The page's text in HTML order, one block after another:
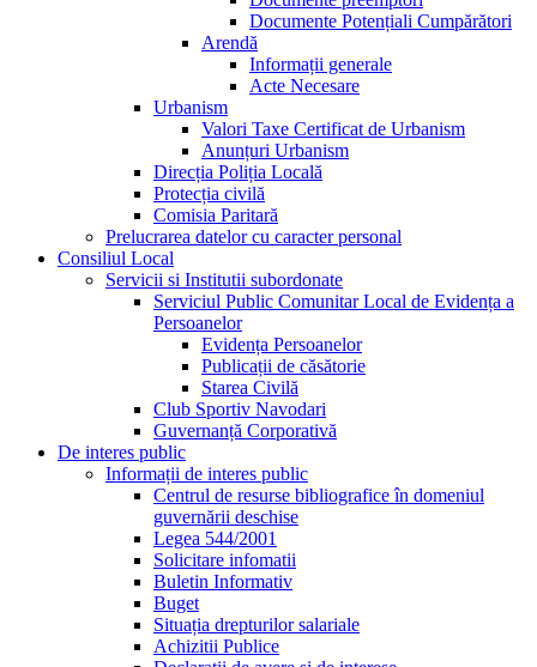
Documente Potențiali Cumpărători
Arendă
Informații generale
Acte Necesare
Urbanism
Valori Taxe Certificat de Urbanism
Anunțuri Urbanism
Direcția Poliția Locală
Protecția civilă
Comisia Paritară
Prelucrarea datelor cu caracter personal
Consiliul Local
Servicii si Institutii subordonate
Serviciul Public Comunitar Local de Evidența a
Persoanelor
Evidența Persoanelor
Publicații de căsătorie
Starea Civilă
Club Sportiv Navodari
Guvernanță Corporativă
De interes public
Informații de interes public
Centrul de resurse bibliografice în domeniul
guvernării deschise
Legea 544/2001
Solicitare infomatii
Buletin Informativ
Buget
Situația drepturilor salariale
Achizitii Publice